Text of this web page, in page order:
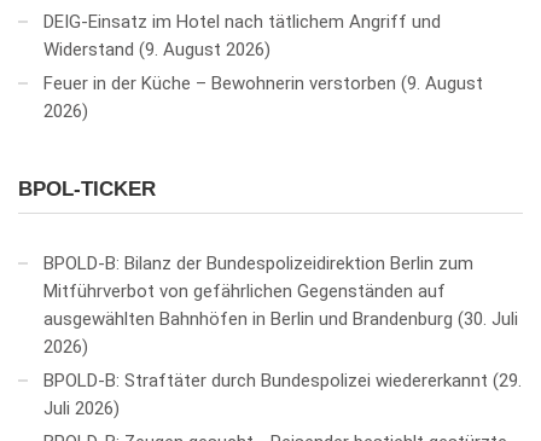
DEIG-Einsatz im Hotel nach tätlichem Angriff und
Widerstand 9. August 2026
Feuer in der Küche – Bewohnerin verstorben 9. August
2026
BPOL-TICKER
BPOLD-B: Bilanz der Bundespolizeidirektion Berlin zum
Mitführverbot von gefährlichen Gegenständen auf
ausgewählten Bahnhöfen in Berlin und Brandenburg 30. Juli
2026
BPOLD-B: Straftäter durch Bundespolizei wiedererkannt
29.
Juli 2026